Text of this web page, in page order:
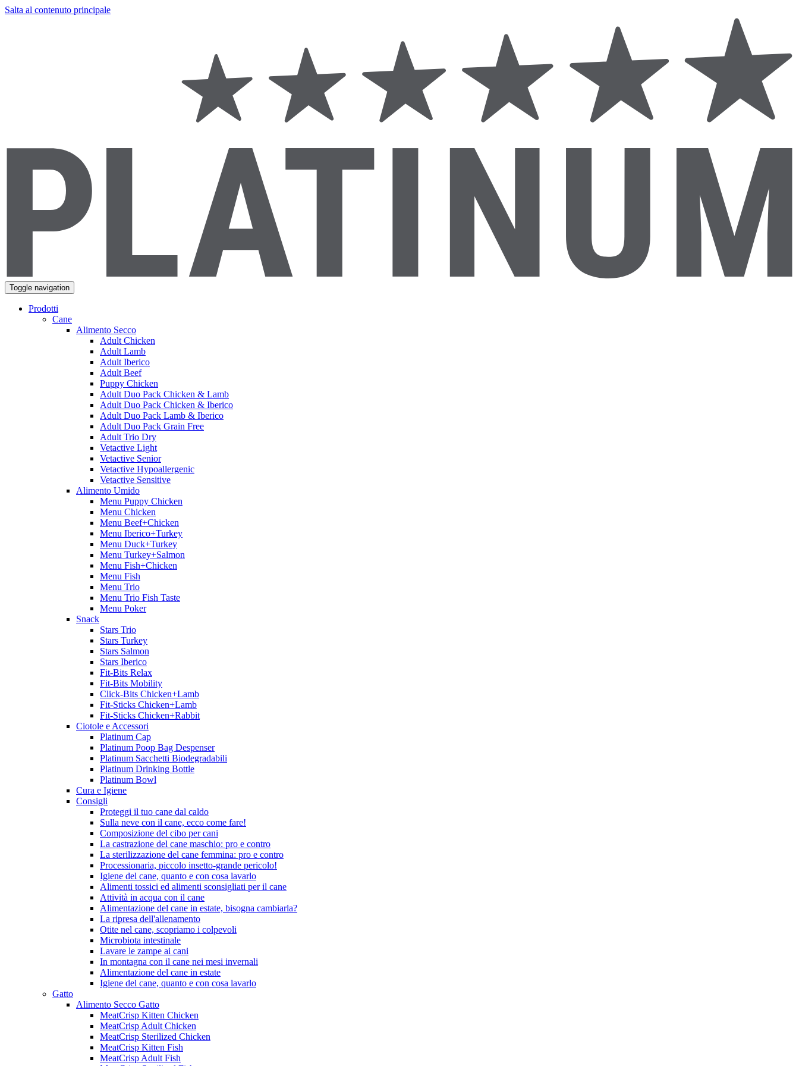
Salta al contenuto principale
Toggle navigation
Prodotti
Cane
Alimento Secco
Adult Chicken
Adult Lamb
Adult Iberico
Adult Beef
Puppy Chicken
Adult Duo Pack Chicken & Lamb
Adult Duo Pack Chicken & Iberico
Adult Duo Pack Lamb & Iberico
Adult Duo Pack Grain Free
Adult Trio Dry
Vetactive Light
Vetactive Senior
Vetactive Hypoallergenic
Vetactive Sensitive
Alimento Umido
Menu Puppy Chicken
Menu Chicken
Menu Beef+Chicken
Menu Iberico+Turkey
Menu Duck+Turkey
Menu Turkey+Salmon
Menu Fish+Chicken
Menu Fish
Menu Trio
Menu Trio Fish Taste
Menu Poker
Snack
Stars Trio
Stars Turkey
Stars Salmon
Stars Iberico
Fit-Bits Relax
Fit-Bits Mobility
Click-Bits Chicken+Lamb
Fit-Sticks Chicken+Lamb
Fit-Sticks Chicken+Rabbit
Ciotole e Accessori
Platinum Cap
Platinum Poop Bag Despenser
Platinum Sacchetti Biodegradabili
Platinum Drinking Bottle
Platinum Bowl
Cura e Igiene
Consigli
Proteggi il tuo cane dal caldo
Sulla neve con il cane, ecco come fare!
Composizione del cibo per cani
La castrazione del cane maschio: pro e contro
La sterilizzazione del cane femmina: pro e contro
Processionaria, piccolo insetto-grande pericolo!
Igiene del cane, quanto e con cosa lavarlo
Alimenti tossici ed alimenti sconsigliati per il cane
Attività in acqua con il cane
Alimentazione del cane in estate, bisogna cambiarla?
La ripresa dell'allenamento
Otite nel cane, scopriamo i colpevoli
Microbiota intestinale
Lavare le zampe ai cani
In montagna con il cane nei mesi invernali
Alimentazione del cane in estate
Igiene del cane, quanto e con cosa lavarlo
Gatto
Alimento Secco Gatto
MeatCrisp Kitten Chicken
MeatCrisp Adult Chicken
MeatCrisp Sterilized Chicken
MeatCrisp Kitten Fish
MeatCrisp Adult Fish